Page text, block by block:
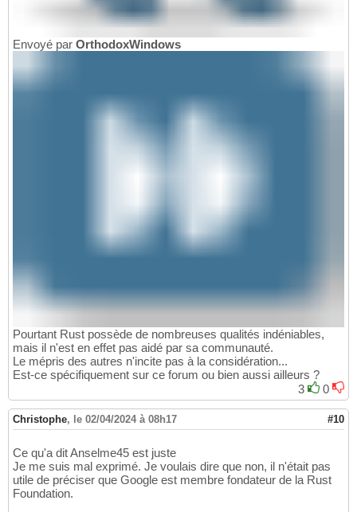
Envoyé par OrthodoxWindows
Pourtant Rust possède de nombreuses qualités indéniables,
mais il n'est en effet pas aidé par sa communauté.
Le mépris des autres n'incite pas à la considération...
Est-ce spécifiquement sur ce forum ou bien aussi ailleurs ?
3
0
Christophe, le 02/04/2024 à 08h17 #10
Ce qu'a dit Anselme45 est juste
Je me suis mal exprimé. Je voulais dire que non, il n'était pas
utile de préciser que Google est membre fondateur de la Rust
Foundation.